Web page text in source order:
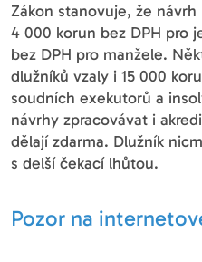
Zákon stanovuje, že
4 000 korun bez DPH pro
bez DPH pro manžele.
dlužníků vzaly i 15 000
soudních exekutorů a
návrhy zpracovávat i
dělají zdarma. Dlužník
s delší čekací lhůtou.
Pozor na